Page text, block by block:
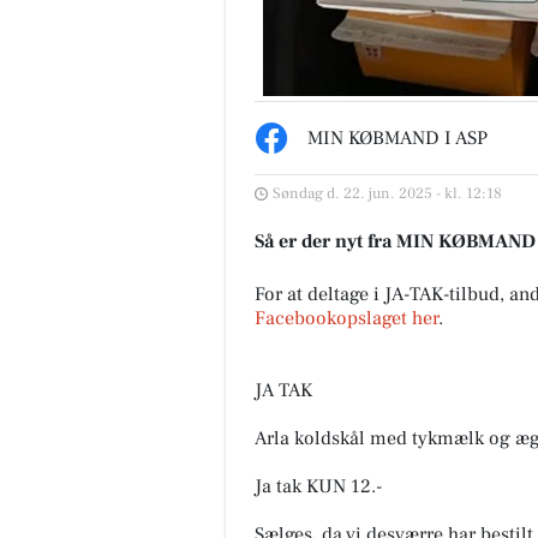
MIN KØBMAND I ASP
Søndag d. 22. jun. 2025 - kl. 12:18
Så er der nyt fra MIN KØBMAND
For at deltage i JA-TAK-tilbud,
Facebookopslaget her.
JA TAK
Arla koldskål med tykmælk og
Ja tak KUN 12.-
Møblér med Kumo
Mere komfort? Det kan du
sofa, så den passer til både
og hverdagen - med muli...
Åbn opslaget